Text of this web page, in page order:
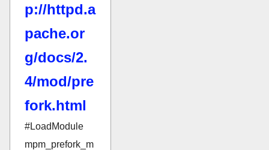
p://httpd.a
pache.or
g/docs/2.
4/mod/pre
fork.html
#LoadModule
mpm_prefork_m